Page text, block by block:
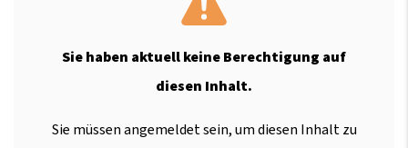
Sie haben aktuell keine Berechtigung auf
diesen Inhalt.
Sie müssen angemeldet sein, um diesen Inhalt zu